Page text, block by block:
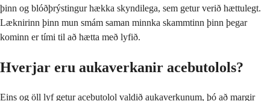
þinn og blóðþrýstingur hækka skyndilega, sem getur verið hættulegt.
Læknirinn þinn mun smám saman minnka skammtinn þinn þegar
kominn er tími til að hætta með lyfið.
Hverjar eru aukaverkanir acebutolols?
Eins og öll lyf getur acebutolol valdið aukaverkunum, þó að margir